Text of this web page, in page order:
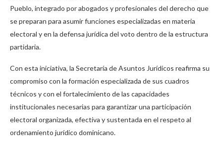
Pueblo, integrado por abogados y profesionales del derecho que
se preparan para asumir funciones especializadas en materia
electoral y en la defensa jurídica del voto dentro de la estructura
partidaria.
Con esta iniciativa, la Secretaría de Asuntos Jurídicos reafirma su
compromiso con la formación especializada de sus cuadros
técnicos y con el fortalecimiento de las capacidades
institucionales necesarias para garantizar una participación
electoral organizada, efectiva y sustentada en el respeto al
ordenamiento jurídico dominicano.